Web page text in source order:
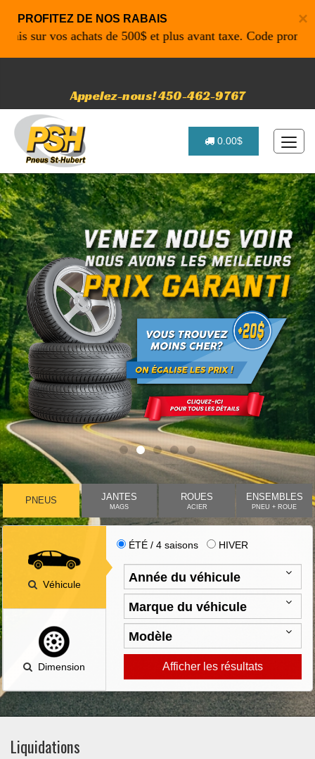
×
PROFITEZ DE NOS RABAIS
vos achats de 500$ et plus avant taxe. Code promo:
Appelez-nous! 450-462-9767
0.00$
PNEUS JANTES
MAGS
ROUES
ACIER
ENSEMBLES
PNEU + ROUE
Véhicule
Dimension
ÉTÉ / 4 saisons HIVER
Afficher les résultats
Liquidations